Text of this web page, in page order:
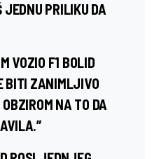
PRILIKU DA
VOZIO F1 BOLID
BITI ZANIMLJIVO
NA TO DA